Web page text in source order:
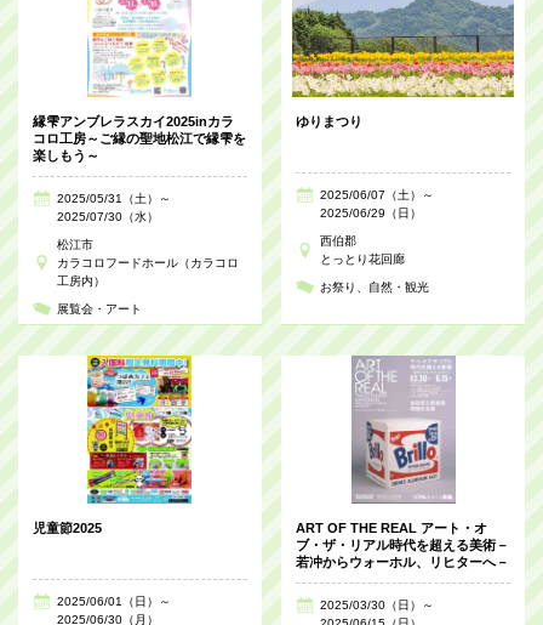
縁雫アンブレラスカイ2025inカラ
コロ工房～ご縁の聖地松江で縁雫を
楽しもう～
2025/05/31（土）～
2025/07/30（水）
松江市
カラコロフードホール（カラコロ
工房内）
展覧会・アート
ゆりまつり
2025/06/07（土）～
2025/06/29（日）
西伯郡
とっとり花回廊
お祭り 自然・観光
児童節2025
2025/06/01（日）～
2025/06/30（月）
ART OF THE REAL アート・オ
ブ・ザ・リアル時代を超える美術－
若冲からウォーホル、リヒターへ－
2025/03/30（日）～